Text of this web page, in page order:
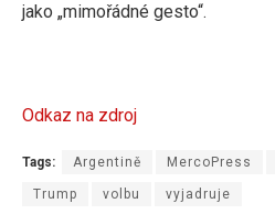
jako „mimořádné gesto“.
Odkaz na zdroj
Tags: Argentině MercoPress
Trump volbu vyjadruje